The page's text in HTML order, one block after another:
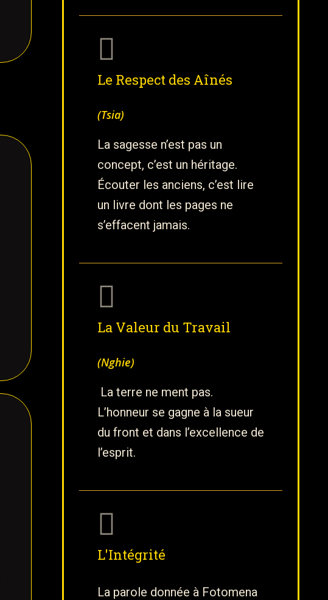
Le Respect des Aînés
(Tsia)
La sagesse n’est pas un
concept, c’est un héritage.
Écouter les anciens, c’est lire
un livre dont les pages ne
s’effacent jamais.
La Valeur du Travail
(Nghie)
La terre ne ment pas.
L’honneur se gagne à la sueur
du front et dans l’excellence de
l’esprit.
L'Intégrité
La parole donnée à Fotomena